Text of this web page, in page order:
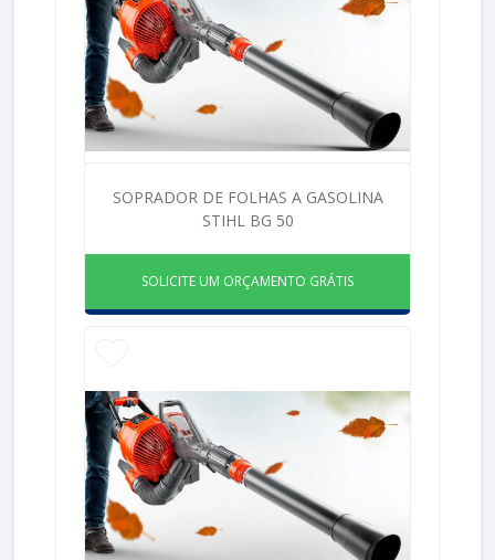
SOPRADOR DE FOLHAS A GASOLINA
STIHL BG 50
SOLICITE UM ORÇAMENTO GRÁTIS